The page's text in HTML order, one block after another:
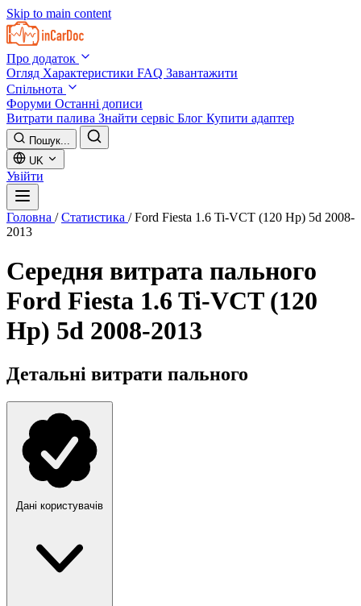
Skip to main content
Про додаток
Огляд Характеристики FAQ Завантажити
Спільнота
Форуми Останні дописи
Витрати палива Знайти сервіс Блог Купити адаптер
Пошук...
UK
Увійти
Головна / Статистика / Ford Fiesta 1.6 Ti-VCT (120 Hp) 5d 2008-
2013
Середня витрата пального
Ford Fiesta 1.6 Ti-VCT (120
Hp) 5d 2008-2013
Детальні витрати пального
Дані користувачів